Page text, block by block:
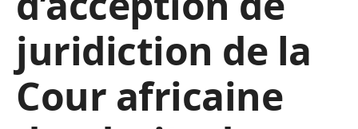
juridiction de la
Cour africaine